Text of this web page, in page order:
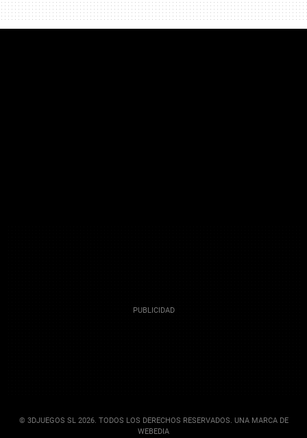
© 3DJUEGOS SL 2026. TODOS LOS DERECHOS RESERVADOS. UNA MARCA DE
WEBEDIA